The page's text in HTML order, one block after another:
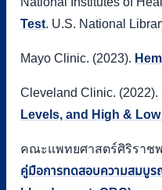
Test. U.S. National
Mayo Clinic. (2023).
Cleveland Clinic. (2022).
Levels, and High &
คณะแพทยศาสตร์ศิริราช
คู่มือการทดสอบความสมบู